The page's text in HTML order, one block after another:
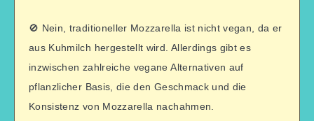
🚫 Nein, traditioneller Mozzarella ist nicht vegan, da er
aus Kuhmilch hergestellt wird. Allerdings gibt es
inzwischen zahlreiche vegane Alternativen auf
pflanzlicher Basis, die den Geschmack und die
Konsistenz von Mozzarella nachahmen.